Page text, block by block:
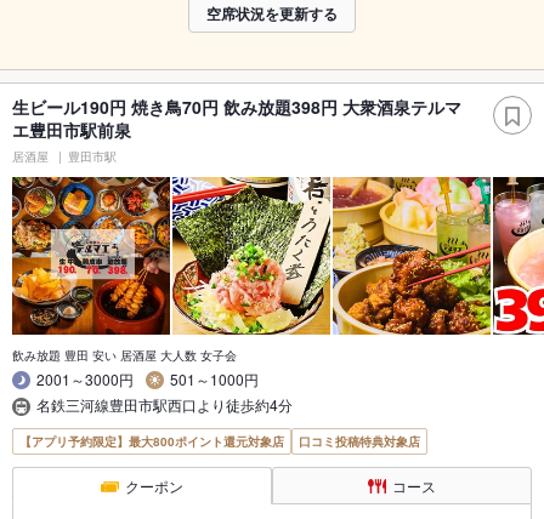
空席状況を更新する
生ビール190円 焼き鳥70円 飲み放題398円 大衆酒泉テルマ
エ豊田市駅前泉
居酒屋 豊田市駅
飲み放題 豊田 安い 居酒屋 大人数 女子会
2001～3000円
501～1000円
名鉄三河線豊田市駅西口より徒歩約4分
【アプリ予約限定】最大800ポイント還元対象店 口コミ投稿特典対象店
クーポン コース